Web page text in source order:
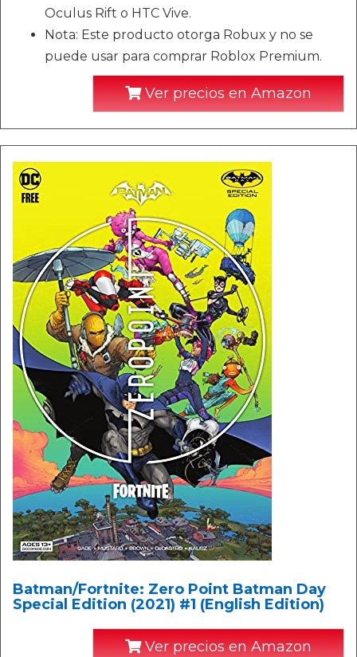
Oculus Rift o HTC Vive.
Nota: Este producto otorga Robux y no se
puede usar para comprar Roblox Premium.
Ver precios en Amazon
Batman/Fortnite: Zero Point Batman Day
Special Edition (2021) #1 (English Edition)
Ver precios en Amazon